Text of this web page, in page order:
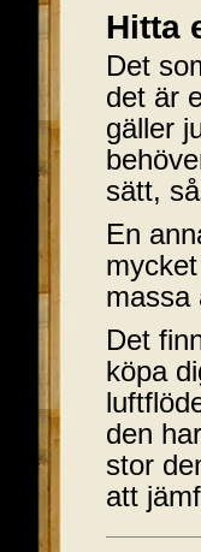
Hitta
Det
det är
gäller
sätt,
En
massa
Det
köpa
den
stor
att